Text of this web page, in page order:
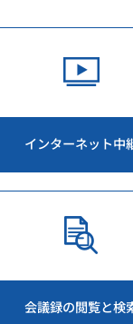
インターネット中
会議録の閲覧と検